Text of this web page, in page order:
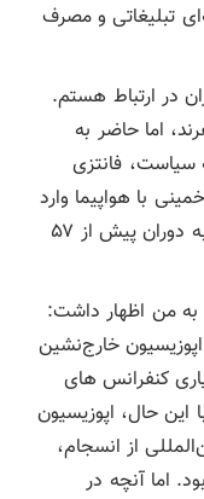
تبلیغاتی و مصرف
در ارتباط هستم.
اما حاضر به
سیاست، فانتزی
با هواپیما وارد
ایران می‌شود ، و با زدن کلید برق ، کشور به دوران پیش از ۵۷
به من اظهار داشت:
اپوزیسیون خارج‌نشین
کنفرانس های
حال، اپوزیسیون
از انسجام،
اما آنچه در